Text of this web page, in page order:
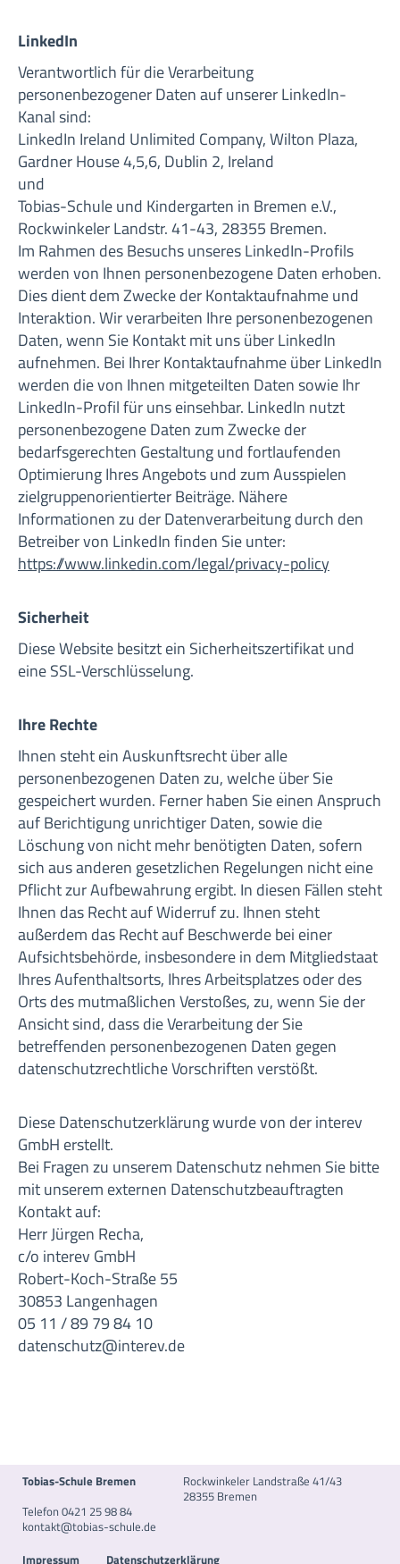
LinkedIn
Verantwortlich für die Verarbeitung
personenbezogener Daten auf unserer LinkedIn-
Kanal sind:
LinkedIn Ireland Unlimited Company, Wilton Plaza,
Gardner House 4,5,6, Dublin 2, Ireland
und
Tobias-Schule und Kindergarten in Bremen e.V.,
Rockwinkeler Landstr. 41-43, 28355 Bremen.
Im Rahmen des Besuchs unseres LinkedIn-Profils
werden von Ihnen personenbezogene Daten erhoben.
Dies dient dem Zwecke der Kontaktaufnahme und
Interaktion. Wir verarbeiten Ihre personenbezogenen
Daten, wenn Sie Kontakt mit uns über LinkedIn
aufnehmen. Bei Ihrer Kontaktaufnahme über LinkedIn
werden die von Ihnen mitgeteilten Daten sowie Ihr
LinkedIn-Profil für uns einsehbar. LinkedIn nutzt
personenbezogene Daten zum Zwecke der
bedarfsgerechten Gestaltung und fortlaufenden
Optimierung Ihres Angebots und zum Ausspielen
zielgruppenorientierter Beiträge. Nähere
Informationen zu der Datenverarbeitung durch den
Betreiber von LinkedIn finden Sie unter:
https://www.linkedin.com/legal/privacy-policy
Sicherheit
Diese Website besitzt ein Sicherheitszertifikat und
eine SSL-Verschlüsselung.
Ihre Rechte
Ihnen steht ein Auskunftsrecht über alle
personenbezogenen Daten zu, welche über Sie
gespeichert wurden. Ferner haben Sie einen Anspruch
auf Berichtigung unrichtiger Daten, sowie die
Löschung von nicht mehr benötigten Daten, sofern
sich aus anderen gesetzlichen Regelungen nicht eine
Pflicht zur Aufbewahrung ergibt. In diesen Fällen steht
Ihnen das Recht auf Widerruf zu. Ihnen steht
außerdem das Recht auf Beschwerde bei einer
Aufsichtsbehörde, insbesondere in dem Mitgliedstaat
Ihres Aufenthaltsorts, Ihres Arbeitsplatzes oder des
Orts des mutmaßlichen Verstoßes, zu, wenn Sie der
Ansicht sind, dass die Verarbeitung der Sie
betreffenden personenbezogenen Daten gegen
datenschutzrechtliche Vorschriften verstößt.
Diese Datenschutzerklärung wurde von der interev
GmbH erstellt.
Bei Fragen zu unserem Datenschutz nehmen Sie bitte
mit unserem externen Datenschutzbeauftragten
Kontakt auf:
Herr Jürgen Recha,
c/o interev GmbH
Robert-Koch-Straße 55
30853 Langenhagen
05 11 / 89 79 84 10
datenschutz@interev.de
Tobias-Schule Bremen
Telefon 0421 25 98 84
kontakt@tobias-schule.de
Rockwinkeler Landstraße 41/43
28355 Bremen
Impressum Datenschutzerklärung